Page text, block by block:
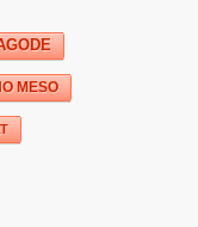
MESO